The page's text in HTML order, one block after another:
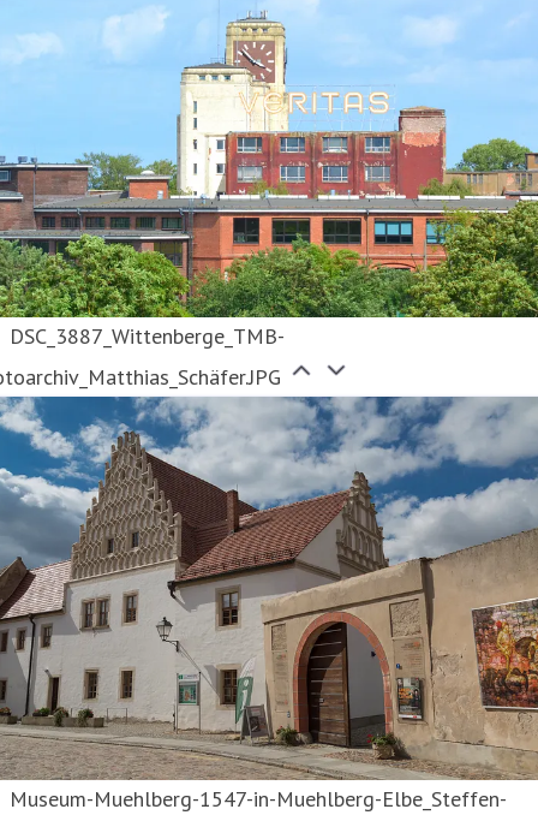
DSC_3887_Wittenberge_TMB-
Museum-Muehlberg-1547-in-Muehlberg-Elbe_Steffen-